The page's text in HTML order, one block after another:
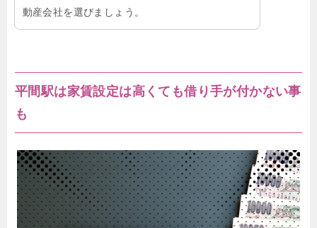
動産会社を選びましょう。
平間駅は家賃設定は高くても借り手が付かない事
も